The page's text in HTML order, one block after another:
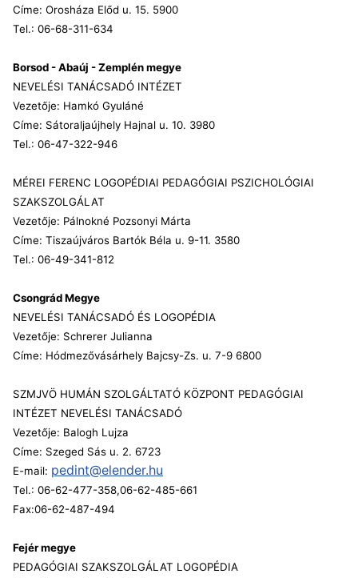
Címe: Orosháza Előd u. 15. 5900
Tel.: 06-68-311-634
Borsod - Abaúj - Zemplén megye
NEVELÉSI TANÁCSADÓ INTÉZET
Vezetője: Hamkó Gyuláné
Címe: Sátoraljaújhely Hajnal u. 10. 3980
Tel.: 06-47-322-946
MÉREI FERENC LOGOPÉDIAI PEDAGÓGIAI PSZICHOLÓGIAI
SZAKSZOLGÁLAT
Vezetője: Pálnokné Pozsonyi Márta
Címe: Tiszaújváros Bartók Béla u. 9-11. 3580
Tel.: 06-49-341-812
Csongrád Megye
NEVELÉSI TANÁCSADÓ ÉS LOGOPÉDIA
Vezetője: Schrerer Julianna
Címe: Hódmezővásárhely Bajcsy-Zs. u. 7-9 6800
SZMJVÖ HUMÁN SZOLGÁLTATÓ KÖZPONT PEDAGÓGIAI
INTÉZET NEVELÉSI TANÁCSADÓ
Vezetője: Balogh Lujza
Címe: Szeged Sás u. 2. 6723
E-mail: pedint@elender.hu
Tel.: 06-62-477-358,06-62-485-661
Fax:06-62-487-494
Fejér megye
PEDAGÓGIAI SZAKSZOLGÁLAT LOGOPÉDIA